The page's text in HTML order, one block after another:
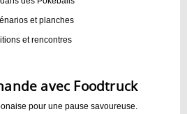
et planches
et rencontres
avec Foodtruck
pour une pause savoureuse.